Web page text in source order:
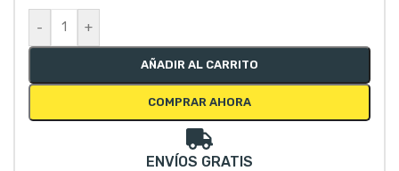
- +
AÑADIR AL CARRITO
COMPRAR AHORA
ENVÍOS GRATIS